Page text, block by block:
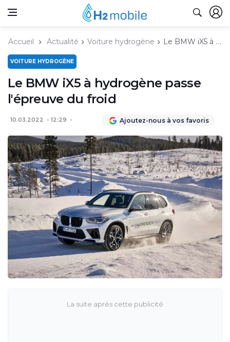
Accueil Actualité Voiture hydrogène Le BMW iX5 à hydrogène passe l'épreuve du froid
VOITURE HYDROGÈNE
Le BMW iX5 à hydrogène passe
l'épreuve du froid
10.03.2022 12:29 Ajoutez-nous à vos favoris